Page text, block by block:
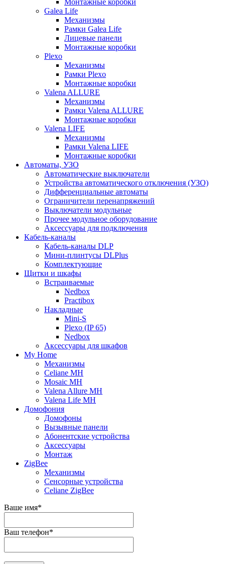
Монтажные коробки
Galea Life
Механизмы
Рамки Galea Life
Лицевые панели
Монтажные коробки
Plexo
Механизмы
Рамки Plexo
Монтажные коробки
Valena ALLURE
Механизмы
Рамки Valena ALLURE
Монтажные коробки
Valena LIFE
Механизмы
Рамки Valena LIFE
Монтажные коробки
Автоматы, УЗО
Автоматические выключатели
Устройства автоматического отключения (УЗО)
Дифференциальные автоматы
Ограничители перенапряжений
Выключатели модульные
Прочее модульное оборудование
Аксессуары для подключения
Кабель-каналы
Кабель-каналы DLP
Мини-плинтусы DLPlus
Комплектующие
Щитки и шкафы
Встраиваемые
Nedbox
Practibox
Накладные
Mini-S
Plexo (IP 65)
Nedbox
Аксессуары для шкафов
My Home
Механизмы
Celiane MH
Mosaic MH
Valena Allure MH
Valena Life MH
Домофония
Домофоны
Вызывные панели
Абонентские устройства
Аксессуары
Монтаж
ZigBee
Механизмы
Сенсорные устройства
Celiane ZigBee
Ваше имя*
Ваш телефон*